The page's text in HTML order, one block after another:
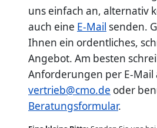
uns einfach an, alternativ
auch eine E-Mail senden.
Ihnen ein ordentliches,
Angebot. Am besten
Anforderungen per E-Mail
vertrieb@cmo.de oder
Beratungsformular.